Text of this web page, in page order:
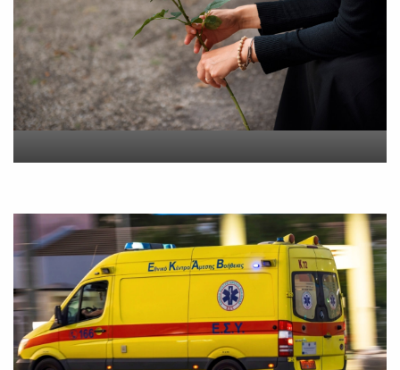
“Εφυγε” σε ηλικία 55 ετών
η Βίκυ Σωκρ. Γερασίμου
On5 Αυγούστου 2026
Βοιωτία: Νεκρός ο
62χρονος – Επεσε από τη